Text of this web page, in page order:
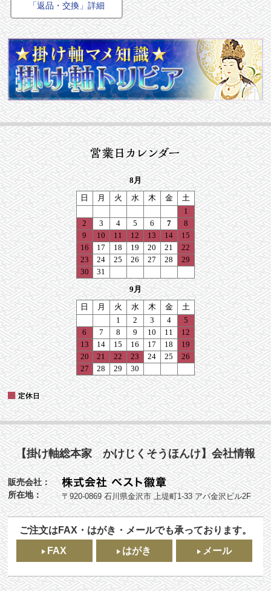
「返品・交換」詳細
【掛け軸総本家 かけじくそうほんけ】会社情報
販売会社：
所在地：
〒920-0869 石川県金沢市 上堤町1-33 アパ金沢ビル2F
ご注文はFAX・はがき・メールでも承っております。
FAX
はがき メール